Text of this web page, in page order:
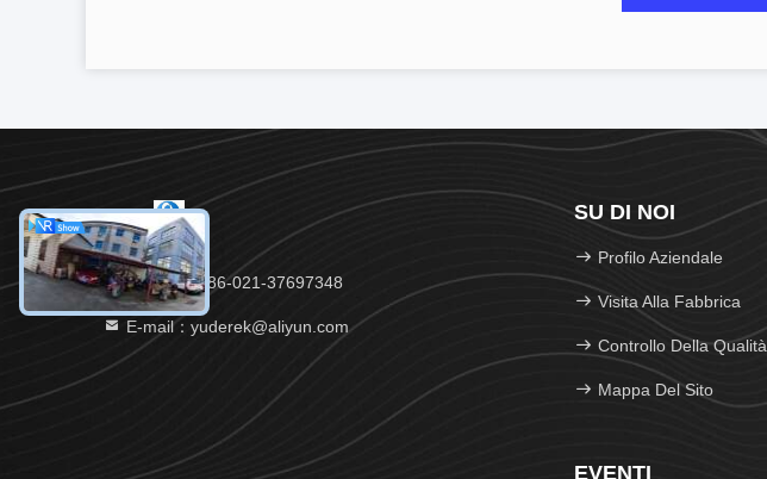
Telefono：86-021-37697348
E-mail：yuderek@aliyun.com
SU DI NOI
Profilo Aziendale
Visita Alla Fabbrica
Controllo Della Qualità
Mappa Del Sito
EVENTI